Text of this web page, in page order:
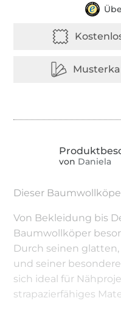
von Daniela
Dieser
Von Bekleidung bis
Baumwollköper
Durch seinen
und seiner
sich ideal für
strapazierfähiges